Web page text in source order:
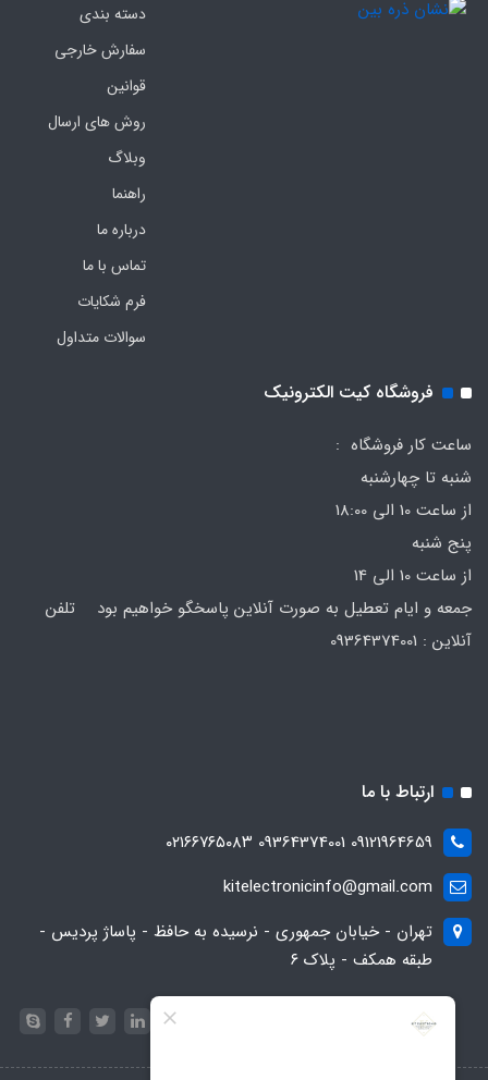
دسته بندی
سفارش خارجی
قوانین
روش های ارسال
وبلاگ
راهنما
درباره ما
تماس با ما
فرم‌ شکایات
سوالات متداول
فروشگاه کیت الکترونیک
ساعت کار فروشگاه :
شنبه تا چهارشنبه
از ساعت 10 الی 18:00
پنج شنبه
از ساعت 10 الی 14
جمعه و ایام تعطیل به صورت آنلاین پاسخگو خواهیم بود تلفن
ارتباط با ما
09121964659 09364374001 ۰۲۱۶۶۷۶۵۰۸۳
kitelectronicinfo@gmail.com
تهران - خیابان جمهوری - نرسیده به حافظ - پاساژ پردیس -
طبقه همکف - پلاک ۶